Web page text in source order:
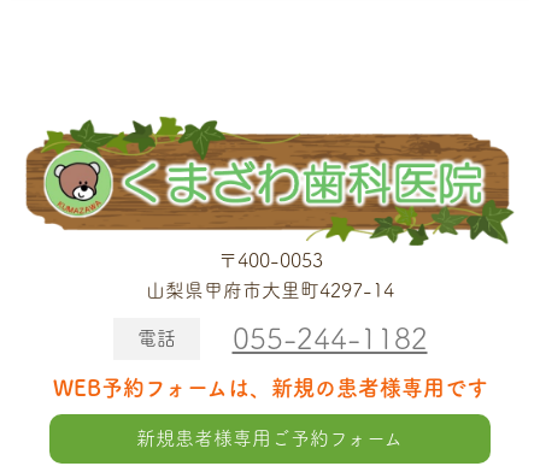
〒400-0053
山梨県甲府市大里町4297-14
電話 055-244-1182
WEB予約フォームは、新規の患者様専用です
新規患者様専用ご予約フォーム